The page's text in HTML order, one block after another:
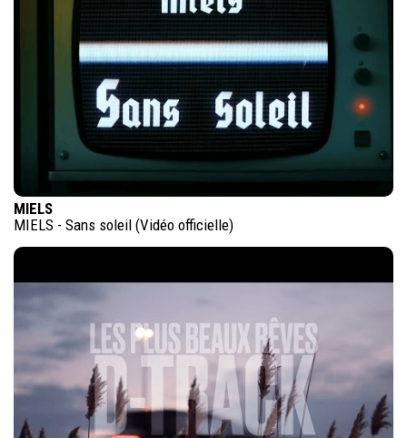
MIELS
MIELS - Sans soleil (Vidéo officielle)